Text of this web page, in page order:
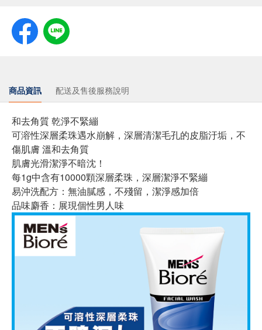
商品資訊 配送及售後服務說明
和去角質 乾淨不緊繃
可溶性深層柔珠遇水崩解，深層清潔毛孔的皮脂汙垢，不
傷肌膚 溫和去角質
肌膚光滑潔淨不暗沈！
每1g中含有10000顆深層柔珠，深層潔淨不緊繃
易沖洗配方：無油膩感，不殘留，潔淨感加倍
品味麝香：展現個性男人味